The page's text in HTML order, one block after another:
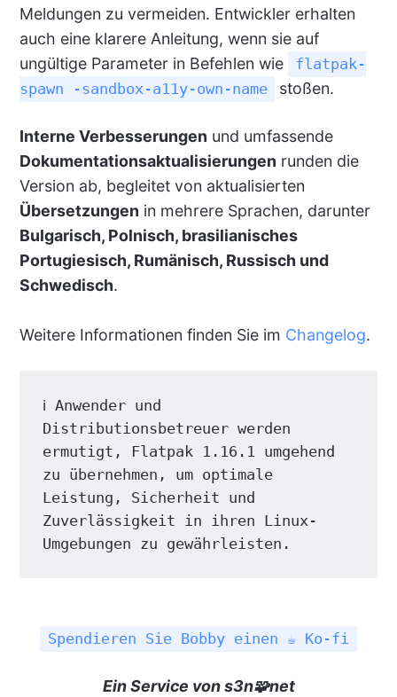
Meldungen zu vermeiden. Entwickler erhalten
auch eine klarere Anleitung, wenn sie auf
ungültige Parameter in Befehlen wie
flatpak-
spawn -sandbox-a11y-own-name
stoßen.
Interne Verbesserungen und umfassende
Dokumentationsaktualisierungen runden die
Version ab, begleitet von aktualisierten
Übersetzungen in mehrere Sprachen, darunter
Bulgarisch, Polnisch, brasilianisches
Portugiesisch, Rumänisch, Russisch und
Schwedisch.
Weitere Informationen finden Sie im Changelog.
ℹ️ Anwender und
Distributionsbetreuer werden
ermutigt, Flatpak 1.16.1 umgehend
zu übernehmen, um optimale
Leistung, Sicherheit und
Zuverlässigkeit in ihren Linux-
Umgebungen zu gewährleisten.
Spendieren Sie Bobby einen ☕ Ko-fi
Ein Service von s3n🧩net